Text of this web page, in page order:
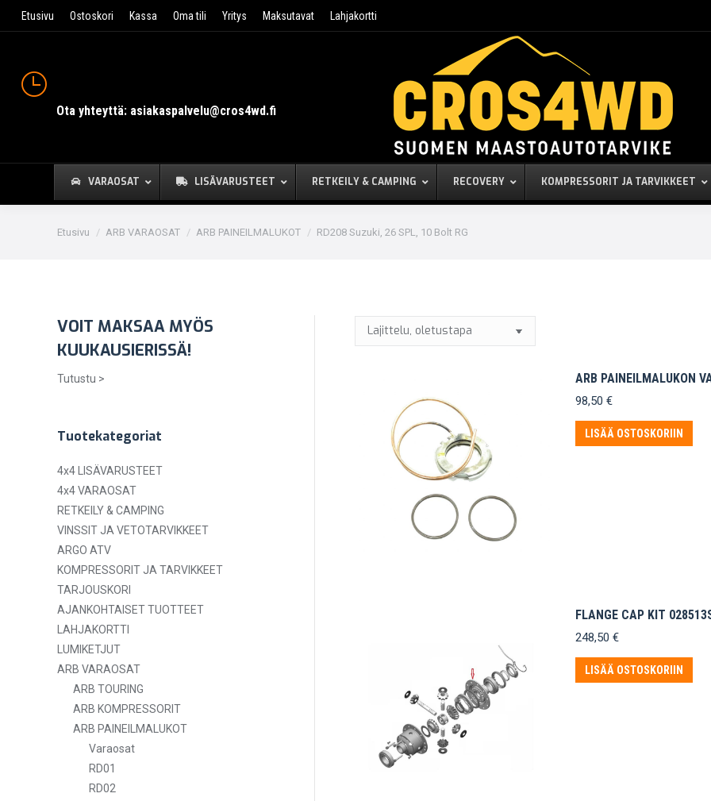
Etusivu Ostoskori Kassa Oma tili Yritys Maksutavat Lahjakortti
Ota yhteyttä: asiakaspalvelu@cros4wd.fi
VARAOSAT LISÄVARUSTEET RETKEILY & CAMPING RECOVERY KOMPRESSORIT JA TARVIKKEET
You are here:
Etusivu ARB VARAOSAT ARB PAINEILMALUKOT RD208 Suzuki, 26 SPL, 10 Bolt RG
ARB PAINEILMALUKON
98,50 €
LISÄÄ OSTOSKORIIN
FLANGE CAP KIT
248,50 €
LISÄÄ OSTOSKORIIN
VOIT MAKSAA MYÖS
KUUKAUSIERISSÄ!
Tutustu >
Tuotekategoriat
4x4 LISÄVARUSTEET
4x4 VARAOSAT
RETKEILY & CAMPING
VINSSIT JA VETOTARVIKKEET
ARGO ATV
KOMPRESSORIT JA TARVIKKEET
TARJOUSKORI
AJANKOHTAISET TUOTTEET
LAHJAKORTTI
LUMIKETJUT
ARB VARAOSAT
ARB TOURING
ARB KOMPRESSORIT
ARB PAINEILMALUKOT
Varaosat
RD01
RD02